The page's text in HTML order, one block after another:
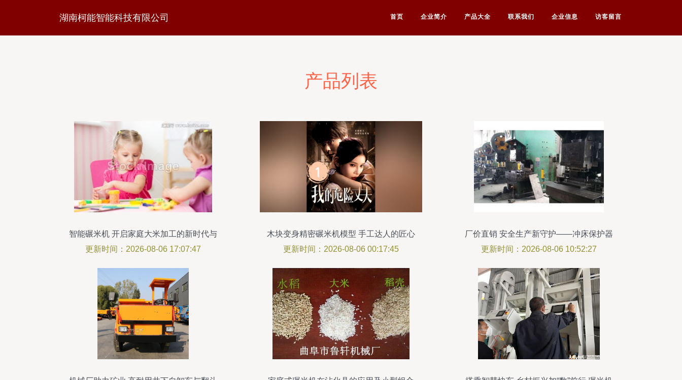
湖南柯能智能科技有限公司 首页 企业简介 产品大全 联系我们 企业信息 访客留言
产品列表
智能碾米机 开启家庭大米加工的新时代与
销售策略分析
更新时间：2026-08-06 17:07:47
木块变身精密碾米机模型 手工达人的匠心
之作让人惊叹
更新时间：2026-08-06 00:17:45
厂价直销 安全生产新守护——冲床保护器
助力碾米机制造升级
更新时间：2026-08-06 10:52:27